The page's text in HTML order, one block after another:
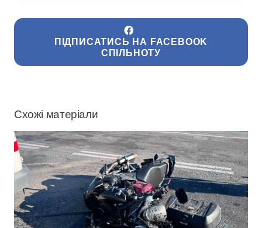
ПІДПИСАТИСЬ НА FACEBOOK
СПІЛЬНОТУ
Схожі матеріали